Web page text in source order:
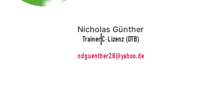
Nicholas Günther
TrainerC-Lizenz (DTB)
ndguenther28@yahoo.de